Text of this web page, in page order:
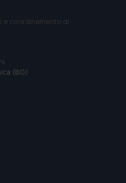
e coordinamento di
(BG)